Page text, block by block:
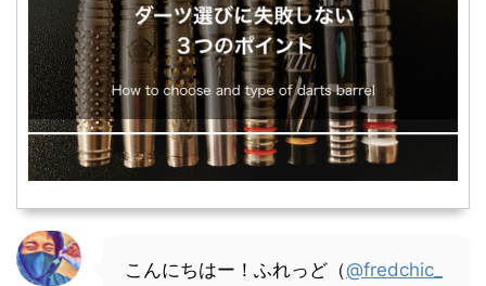
こんにちはー！ふれっど（@fredchic_